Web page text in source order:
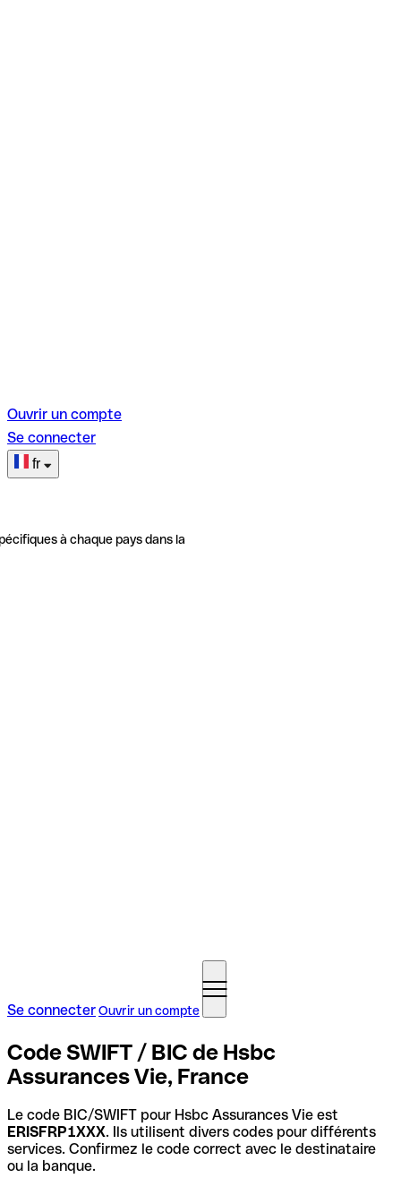
Ouvrir un compte
Se connecter
fr
à chaque pays dans la
Se connecterOuvrir un compte
Code SWIFT / BIC de Hsbc
Assurances Vie, France
Le code BIC/SWIFT pour Hsbc Assurances Vie est
ERISFRP1XXX. Ils utilisent divers codes pour différents
services. Confirmez le code correct avec le destinataire
ou la banque.